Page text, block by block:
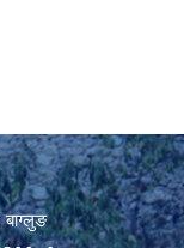
बाग्लुङ